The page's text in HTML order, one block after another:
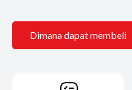
Dimana dapat membeli